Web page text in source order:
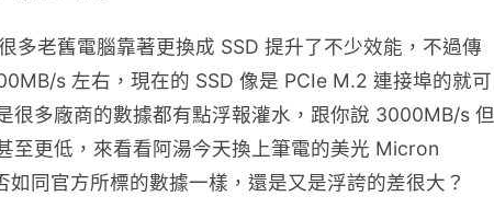
多老舊電腦靠著更換成 SSD 提升了不少效能，不過傳
s 左右，現在的 SSD 像是 PCIe M.2 連接埠的就可
很多廠商的數據都有點浮報灌水，跟你說 3000MB/s 但
至更低，來看看阿湯今天換上筆電的美光 Micron
如同官方所標的數據一樣，還是又是浮誇的差很大？